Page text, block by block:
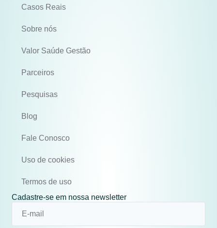
Casos Reais
Sobre nós
Valor Saúde Gestão
Parceiros
Pesquisas
Blog
Fale Conosco
Uso de cookies
Termos de uso
Cadastre-se em nossa newsletter